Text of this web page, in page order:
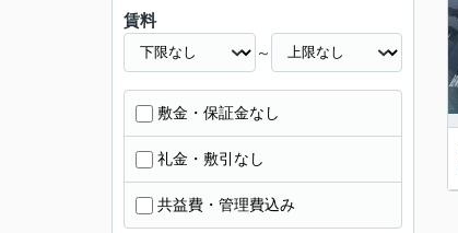
賃料
～
敷金・保証金なし
礼金・敷引なし
共益費・管理費込み